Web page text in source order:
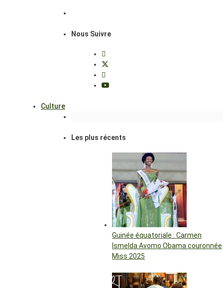
Nous Suivre
Culture
Les plus récents
Guinée équatoriale : Carmen
Ismelda Avomo Obama couronnée
Miss 2025